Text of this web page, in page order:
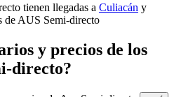
tienen llegadas a Culiacán y
de AUS Semi-directo
y precios de los
directo?